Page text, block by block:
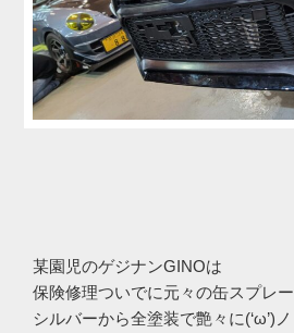
某園児のゲジナンGINOは
保険修理ついでに元々の缶スプレー
シルバーから全塗装で艶々に(‘ω’)ノ